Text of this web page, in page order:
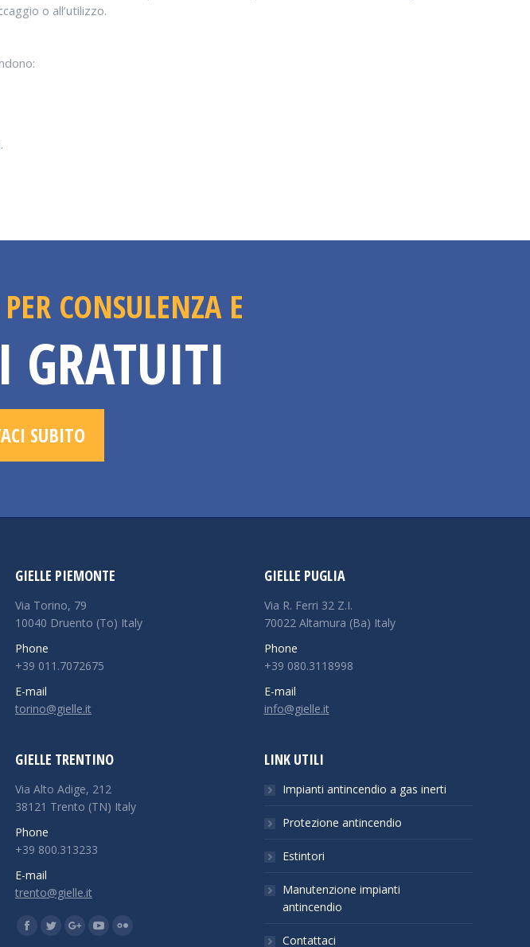
o all’utilizzo.
CONSULENZA E
GRATUITI
SUBITO
GIELLE PIEMONTE
Via Torino, 79
10040 Druento (To) Italy
Phone
+39 011.7072675
E-mail
torino@gielle.it
GIELLE PUGLIA
Via R. Ferri 32 Z.I.
70022 Altamura (Ba) Italy
Phone
+39 080.3118998
E-mail
info@gielle.it
GIELLE TRENTINO
Via Alto Adige, 212
38121 Trento (TN) Italy
Phone
+39 800.313233
E-mail
trento@gielle.it
Find us on:
Facebook
TwitterGoogle+YouTube
LINK UTILI
Impianti antincendio a gas inerti
Protezione antincendio
Estintori
Manutenzione impianti
antincendio
Contattaci